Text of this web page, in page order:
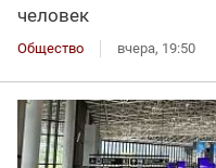
человек
Общество вчера, 19:50